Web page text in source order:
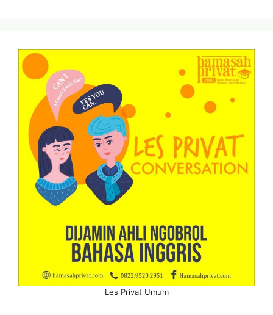
Les Privat Umum